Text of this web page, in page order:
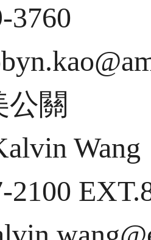
3760
公關
Wang
2100